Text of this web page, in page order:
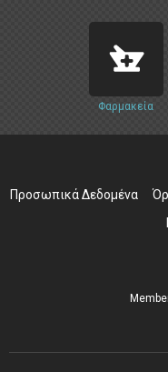
Φαρμακεία
Προσωπικά Δεδομένα